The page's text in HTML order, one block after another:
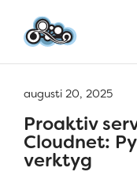
augusti 20, 2025
Proaktiv
Cloudnet:
verktyg